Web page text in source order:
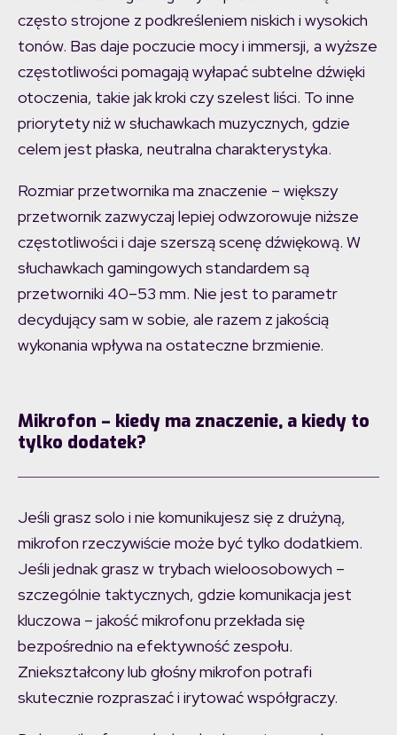
często strojone z podkreśleniem niskich i wysokich
tonów. Bas daje poczucie mocy i immersji, a wyższe
częstotliwości pomagają wyłapać subtelne dźwięki
otoczenia, takie jak kroki czy szelest liści. To inne
priorytety niż w słuchawkach muzycznych, gdzie
celem jest płaska, neutralna charakterystyka.
Rozmiar przetwornika ma znaczenie – większy
przetwornik zazwyczaj lepiej odwzorowuje niższe
częstotliwości i daje szerszą scenę dźwiękową. W
słuchawkach gamingowych standardem są
przetworniki 40–53 mm. Nie jest to parametr
decydujący sam w sobie, ale razem z jakością
wykonania wpływa na ostateczne brzmienie.
Mikrofon – kiedy ma znaczenie, a kiedy to
tylko dodatek?
Jeśli grasz solo i nie komunikujesz się z drużyną,
mikrofon rzeczywiście może być tylko dodatkiem.
Jeśli jednak grasz w trybach wieloosobowych –
szczególnie taktycznych, gdzie komunikacja jest
kluczowa – jakość mikrofonu przekłada się
bezpośrednio na efektywność zespołu.
Zniekształcony lub głośny mikrofon potrafi
skutecznie rozpraszać i irytować współgraczy.